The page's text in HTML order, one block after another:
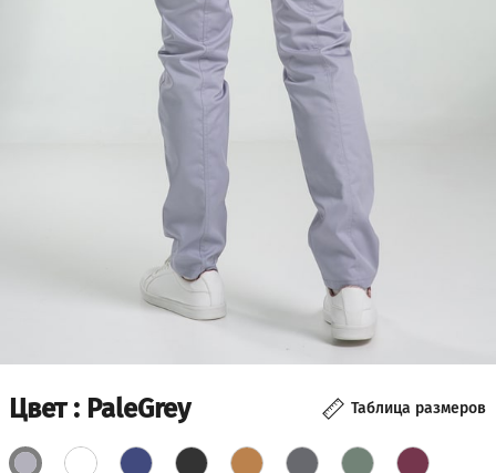
Цвет: PaleGrey Таблица размеров